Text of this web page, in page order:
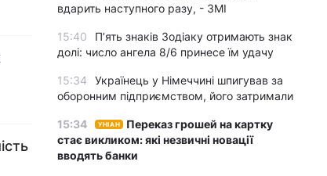
вдарить наступного разу, - ЗМІ
15:40
П’ять знаків Зодіаку отримають знак
долі: число ангела 8/6 принесе їм удачу
15:34
Українець у Німеччині шпигував за
оборонним підприємством, його затримали
15:34 УНІАН
Переказ грошей на картку
стає викликом: які незвичні новації
вводять банки